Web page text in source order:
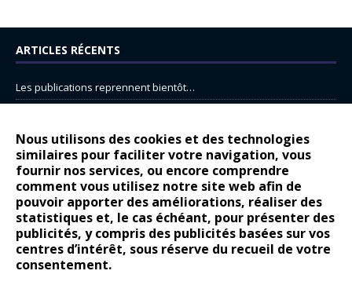
Nous utilisons des cookies et des technologies
similaires pour faciliter votre navigation, vous
fournir nos services, ou encore comprendre
comment vous utilisez notre site web afin de
pouvoir apporter des améliorations, réaliser des
statistiques et, le cas échéant, pour présenter des
publicités, y compris des publicités basées sur vos
centres d’intérêt, sous réserve du recueil de votre
consentement.
ARTICLES RÉCENTS
Les publications reprennent bientôt…
14 juillet : nouveau film de marque pour Citroën
Renault Espace : voyage, voyage…
Peugeot E-208 GTi : naissance d’une légende
COMMENTAIRES RÉCENTS
Bernard DardartdansDacia Sandero : pour les gens vrais